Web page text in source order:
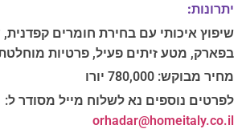
יתרונות:
שיפוץ איכותי עם בחירת חומרים קפדנית,
בפארק, מטע זיתים פעיל, פרטיות
מחיר מבוקש: 780,000 יורו
לפרטים נוספים נא לשלוח מייל מסודר ל:
orhadar@homeitaly.co.il